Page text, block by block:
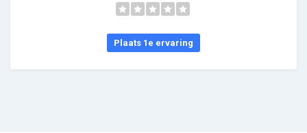
Plaats 1e ervaring